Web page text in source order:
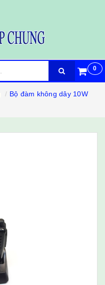
0
Bộ đàm không dây 10W